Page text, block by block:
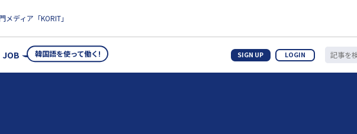
ディア「KORIT」
JOB 韓国語を使って働く! SIGN UP LOGIN